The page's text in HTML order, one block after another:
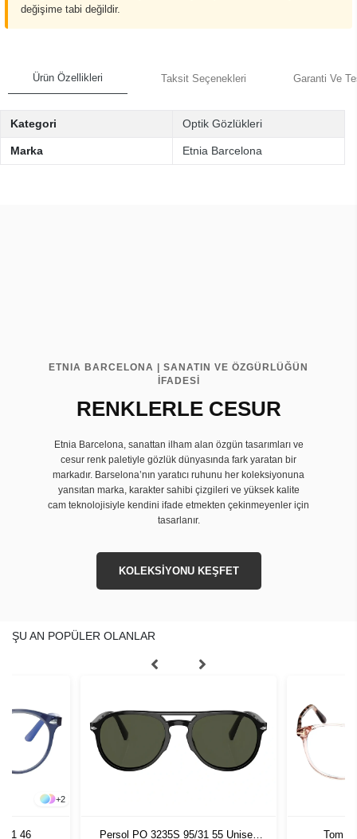
değişime tabi değildir.
Ürün Özellikleri Taksit Seçenekleri Garanti Ve
Kategori Optik Gözlükleri
Marka Etnia Barcelona
ETNIA BARCELONA | SANATIN VE ÖZGÜRLÜĞÜN
İFADESİ
RENKLERLE CESUR
Etnia Barcelona, sanattan ilham alan özgün tasarımları ve
cesur renk paletiyle gözlük dünyasında fark yaratan bir
markadır. Barselona’nın yaratıcı ruhunu her koleksiyonuna
yansıtan marka, karakter sahibi çizgileri ve yüksek kalite
cam teknolojisiyle kendini ifade etmekten çekinmeyenler için
tasarlanır.
KOLEKSİYONU KEŞFET
ŞU AN POPÜLER OLANLAR
+2
46 Persol PO 3235S 95/31 55 Unisex Tom